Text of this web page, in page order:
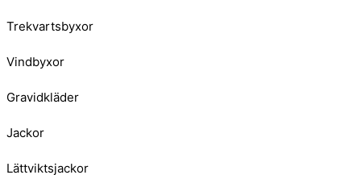
Trekvartsbyxor
Vindbyxor
Gravidkläder
Jackor
Lättviktsjackor